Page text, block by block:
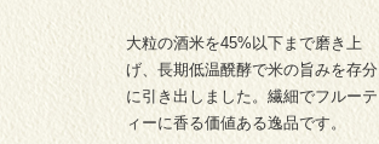
大粒の酒米を45%以下まで磨き上
げ、長期低温醗酵で米の旨みを存分
に引き出しました。繊細でフルーテ
ィーに香る価値ある逸品です。